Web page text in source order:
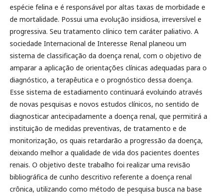
espécie felina e é responsável por altas taxas de morbidade e
de mortalidade. Possui uma evolução insidiosa, irreversível e
progressiva. Seu tratamento clínico tem caráter paliativo. A
sociedade Internacional de Interesse Renal planeou um
sistema de classificação da doença renal, com o objetivo de
amparar a aplicação de orientações clínicas adequadas para o
diagnóstico, a terapêutica e o prognóstico dessa doença.
Esse sistema de estadiamento continuará evoluindo através
de novas pesquisas e novos estudos clínicos, no sentido de
diagnosticar antecipadamente a doença renal, que permitirá a
instituição de medidas preventivas, de tratamento e de
monitorização, os quais retardarão a progressão da doença,
deixando melhor a qualidade de vida dos pacientes doentes
renais. O objetivo deste trabalho foi realizar uma revisão
bibliográfica de cunho descritivo referente a doença renal
crônica, utilizando como método de pesquisa busca na base